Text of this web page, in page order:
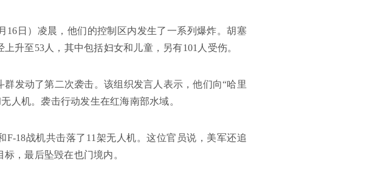
16日）凌晨，他们的控制区内发生了一系列爆炸。胡塞
升至53人，其中包括妇女和儿童，另有101人受伤。
发动了第二次袭击。该组织发言人表示，他们向“哈里
人机。袭击行动发生在红海南部水域。
18战机共击落了11架无人机。这位官员说，美军还追
，最后坠毁在也门境内。